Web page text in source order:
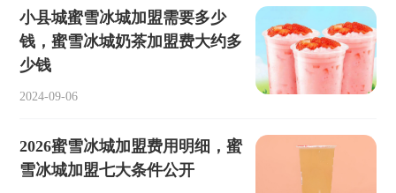
小县城蜜雪冰城加盟需要多少
钱，蜜雪冰城奶茶加盟费大约多
少钱
2024-09-06
2026蜜雪冰城加盟费用明细，蜜
雪冰城加盟七大条件公开